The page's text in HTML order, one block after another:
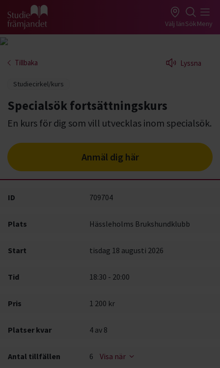
Gå till studiefrämjandets startsida Välj länSökMeny
Tillbaka Lyssna
Studiecirkel/kurs
Specialsök fortsättningskurs
En kurs för dig som vill utvecklas inom specialsök.
Anmäl dig här
ID 709704
Plats Hässleholms Brukshundklubb
Start tisdag 18 augusti 2026
Tid 18:30 - 20:00
Pris 1 200 kr
Platser kvar 4 av 8
Antal tillfällen 6 Visa när